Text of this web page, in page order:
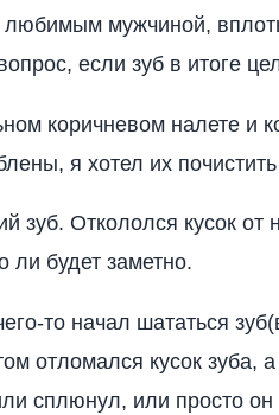
любимым мужчиной,
если зуб в итоге
коричневом налете и
я хотел их почистить
зуб. Откололся кусок от
ли будет заметно.
то начал шататься
отломался кусок зуба,
сплюнул, или просто